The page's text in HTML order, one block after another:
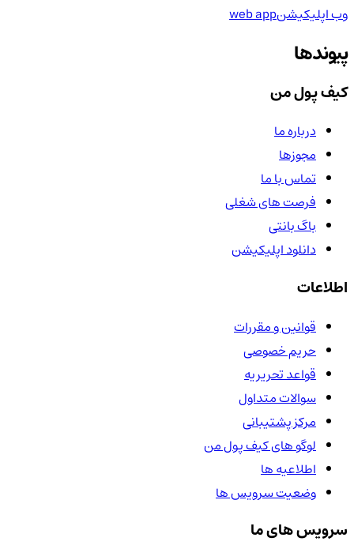
وب اپلیکیشنweb app
پیوندها
کیف پول من
درباره ما
مجوزها
تماس با ما
فرصت های شغلی
باگ بانتی
دانلود اپلیکیشن
اطلاعات
قوانین و مقررات
حریم خصوصی
قواعد تحریریه
سوالات متداول
مرکز پشتیبانی
لوگو های کیف پول من
اطلاعیه ها
وضعیت سرویس ها
سرویس های ما